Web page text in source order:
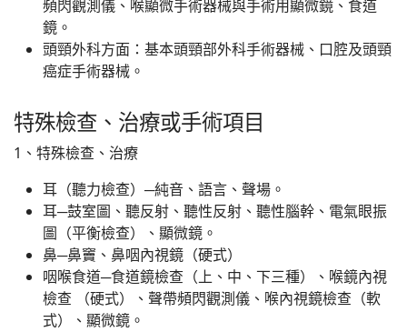
頻閃觀測儀、喉顯微手術器械與手術用顯微鏡、食道
鏡。
頭頸外科方面：基本頭頸部外科手術器械、口腔及頭頸
癌症手術器械。
特殊檢查、治療或手術項目
1、特殊檢查、治療
耳（聽力檢查）─純音、語言、聲場。
耳─鼓室圖、聽反射、聽性反射、聽性腦幹、電氣眼振
圖（平衡檢查）、顯微鏡。
鼻─鼻竇、鼻咽內視鏡（硬式）
咽喉食道─食道鏡檢查（上、中、下三種）、喉鏡內視
檢查 （硬式）、聲帶頻閃觀測儀、喉內視鏡檢查（軟
式）、顯微鏡。